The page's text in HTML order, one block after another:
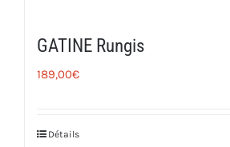
GATINE Rungis
189,00€
Détails